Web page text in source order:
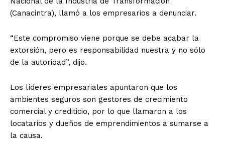
(Canacintra), llamó a los empresarios a denunciar.
“Este compromiso viene porque se debe acabar la
extorsión, pero es responsabilidad nuestra y no sólo
de la autoridad”, dijo.
Los líderes empresariales apuntaron que los
ambientes seguros son gestores de crecimiento
comercial y crediticio, por lo que llamaron a los
locatarios y dueños de emprendimientos a sumarse a
la causa.